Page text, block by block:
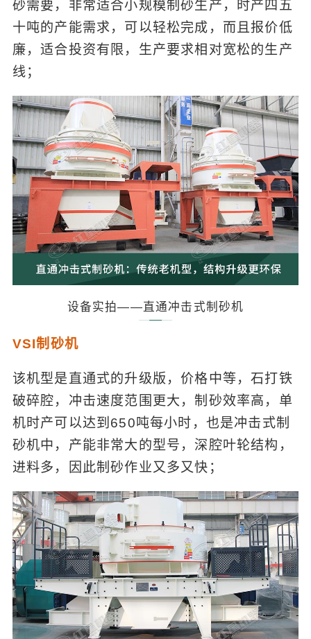
砂需要，非常适合小规模制砂生产，时产四五
十吨的产能需求，可以轻松完成，而且报价低
廉，适合投资有限，生产要求相对宽松的生产
线；
设备实拍——直通冲击式制砂机
VSI制砂机
该机型是直通式的升级版，价格中等，石打铁
破碎腔，冲击速度范围更大，制砂效率高，单
机时产可以达到650吨每小时，也是冲击式制
砂机中，产能非常大的型号，深腔叶轮结构，
进料多，因此制砂作业又多又快；